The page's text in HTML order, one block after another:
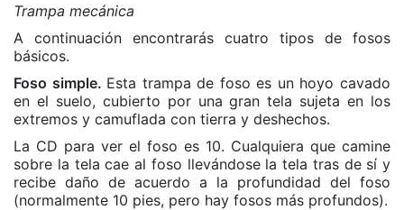
Trampa mecánica
A continuación encontrarás cuatro tipos de fosos
básicos.
Foso simple. Esta trampa de foso es un hoyo cavado
en el suelo, cubierto por una gran tela sujeta en los
extremos y camuflada con tierra y deshechos.
La CD para ver el foso es 10. Cualquiera que camine
sobre la tela cae al foso llevándose la tela tras de sí y
recibe daño de acuerdo a la profundidad del foso
(normalmente 10 pies, pero hay fosos más profundos).